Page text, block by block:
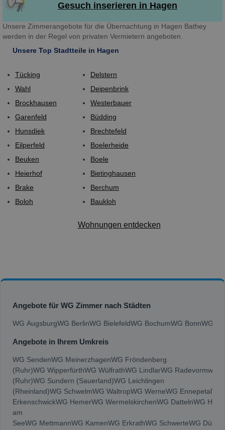
Gesuch inserieren in Hagen
Unsere Zimmerangebote für die Übernachtung in Hagen Bathey
werden in der Regel von privaten Vermietern angeboten.
Unsere Top Stadtteile in Hagen
Tücking
Wahl
Brockhausen
Garenfeld
Hunsdiek
Eilperfeld
Beuken
Heierhof
Brake
Boloh
Delstern
Deipenbrink
Westerbauer
Büdding
Brechtefeld
Boelerheide
Boele
Bietinghausen
Berchum
Baukloh
Wohnungen entdecken
Angebote für WG Zimmer nach Städten
WG AugsburgWG BerlinWG BielefeldWG BochumWG BonnWG
Angebote in Ihrem Umkreis
WG SendenWG MeinerzhagenWG Fröndenberg
(Ruhr)WG WipperfürthWG WülfrathWG LindlarWG Radevormwald
(Ruhr)WG Sundern (Sauerland)WG Leichlingen
(Rheinland)WG SchwelmWG WaltropWG WerneWG Ennepetal
ErkenschwickWG HemerWG WermelskirchenWG DattelnWG
am
SeeWG MettmannWG KamenWG ErkrathWG SchwerteWG